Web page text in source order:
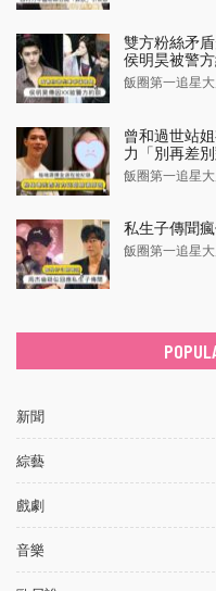
雙方粉絲矛
侯明昊被警方
飯圈第一追星
曾和過世站
力「別再差
飯圈第一追星
私生子傳聞
飯圈第一追星
新聞
綜藝
戲劇
音樂